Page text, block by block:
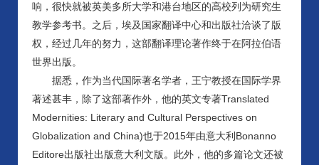
响，很快就被英美多所大学和港台地区的高校列为研究生
教学参考书。之后，埃及国家翻译中心和出版社洽谈了版
权，经过几年的努力，这部翻译理论著作终于在阿拉伯语
世界出版。
据悉，作为当代国际著名学者，王宁教授在国际学界
著述甚丰，除了这部著作外，他的英文专著Translated
Modernities: Literary and Cultural Perspectives on
Globalization and China)也于2015年由意大利Bonanno
Editore出版社出版意大利文版。此外，他的多篇论文还被